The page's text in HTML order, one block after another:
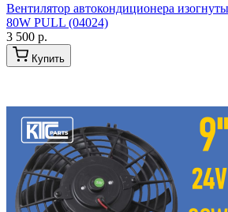
Вентилятор автокондиционера
80W PULL (04024)
3 500 р.
Купить